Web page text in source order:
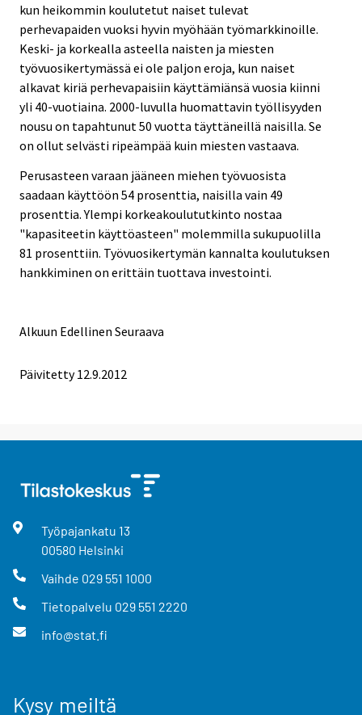
kun heikommin koulutetut naiset tulevat
perhevapaiden vuoksi hyvin myöhään työmarkkinoille.
Keski- ja korkealla asteella naisten ja miesten
työvuosikertymässä ei ole paljon eroja, kun naiset
alkavat kiriä perhevapaisiin käyttämiänsä vuosia kiinni
yli 40-vuotiaina. 2000-luvulla huomattavin työllisyyden
nousu on tapahtunut 50 vuotta täyttäneillä naisilla. Se
on ollut selvästi ripeämpää kuin miesten vastaava.
Perusasteen varaan jääneen miehen työvuosista
saadaan käyttöön 54 prosenttia, naisilla vain 49
prosenttia. Ylempi korkeakoulututkinto nostaa
"kapasiteetin käyttöasteen" molemmilla sukupuolilla
81 prosenttiin. Työvuosikertymän kannalta koulutuksen
hankkiminen on erittäin tuottava investointi.
Alkuun Edellinen Seuraava
Päivitetty 12.9.2012
Työpajankatu 13
00580 Helsinki
Vaihde 029 551 1000
Tietopalvelu 029 551 2220
info@stat.fi
Kysy meiltä